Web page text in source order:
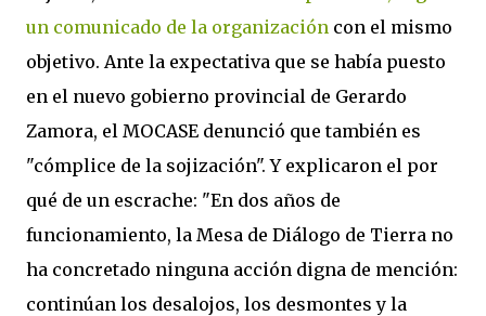
un comunicado de la organización con el mismo
objetivo. Ante la expectativa que se había puesto
en el nuevo gobierno provincial de Gerardo
Zamora, el MOCASE denunció que también es
"cómplice de la sojización". Y explicaron el por
qué de un escrache: "En dos años de
funcionamiento, la Mesa de Diálogo de Tierra no
ha concretado ninguna acción digna de mención:
continúan los desalojos, los desmontes y la